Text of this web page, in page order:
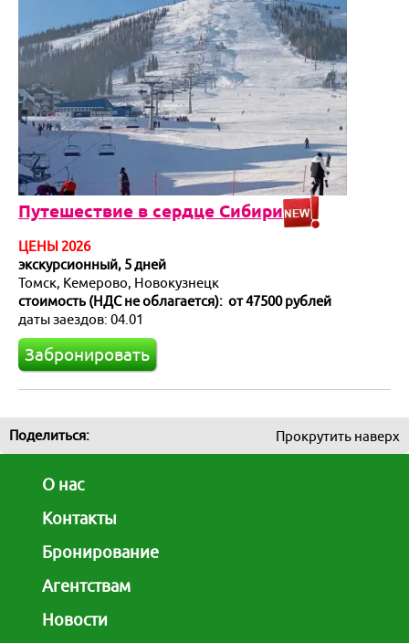
Путешествие в сердце Сибири
ЦЕНЫ 2026
экскурсионный, 5 дней
Томск, Кемерово, Новокузнецк
стоимость (НДС не облагается): от 47500 рублей
даты заездов: 04.01
Забронировать
Поделиться: Прокрутить наверх
О нас
Контакты
Бронирование
Агентствам
Новости